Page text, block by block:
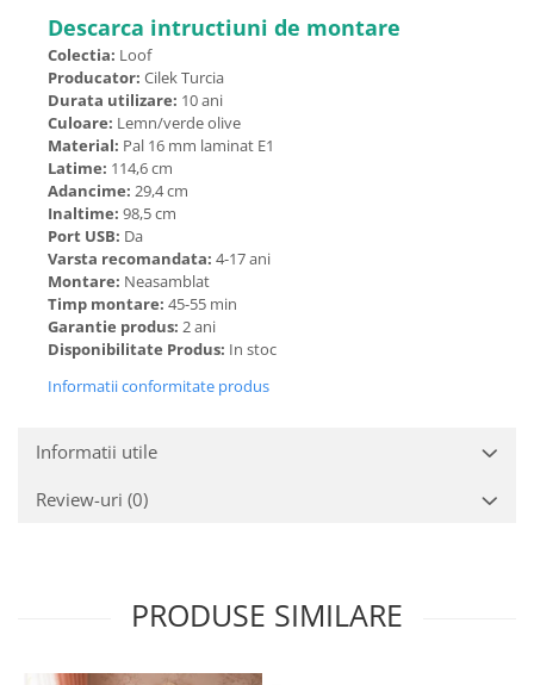
Descarca intructiuni de montare
Colectia: Loof
Producator: Cilek Turcia
Durata utilizare: 10 ani
Culoare: Lemn/verde olive
Material: Pal 16 mm laminat E1
Latime: 114,6 cm
Adancime: 29,4 cm
Inaltime: 98,5 cm
Port USB: Da
Varsta recomandata: 4-17 ani
Montare: Neasamblat
Timp montare: 45-55 min
Garantie produs: 2 ani
Disponibilitate Produs: In stoc
Informatii conformitate produs
Informatii utile
Review-uri (0)
PRODUSE SIMILARE